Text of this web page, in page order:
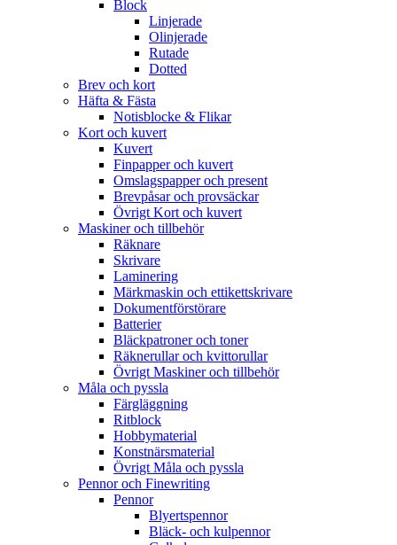
Block
Linjerade
Olinjerade
Rutade
Dotted
Brev och kort
Häfta & Fästa
Notisblocke & Flikar
Kort och kuvert
Kuvert
Finpapper och kuvert
Omslagspapper och present
Brevpåsar och provsäckar
Övrigt Kort och kuvert
Maskiner och tillbehör
Räknare
Skrivare
Laminering
Märkmaskin och ettikettskrivare
Dokumentförstörare
Batterier
Bläckpatroner och toner
Räknerullar och kvittorullar
Övrigt Maskiner och tillbehör
Måla och pyssla
Färgläggning
Ritblock
Hobbymaterial
Konstnärsmaterial
Övrigt Måla och pyssla
Pennor och Finewriting
Pennor
Blyertspennor
Bläck- och kulpennor